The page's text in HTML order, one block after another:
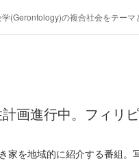
(Gerontology)の複合社会をテーマ
る。
研究所他のアイデア マニ
画進行中。フィリ
家を地域的に紹介する番組